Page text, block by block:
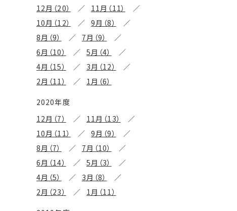
12月（20）
11月（11）
10月（12）
9月（8）
8月（9）
7月（9）
6月（10）
5月（4）
4月（15）
3月（12）
2月（11）
1月（6）
2020年度
12月（7）
11月（13）
10月（11）
9月（9）
8月（7）
7月（10）
6月（14）
5月（3）
4月（5）
3月（8）
2月（23）
1月（11）